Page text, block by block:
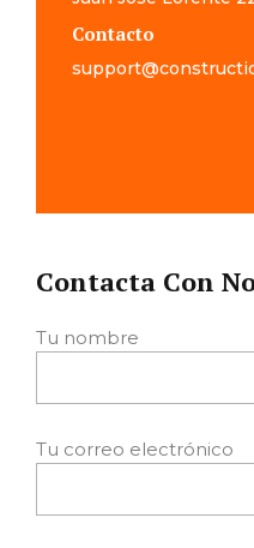
Contacto
Contacta Con
Tu nombre
Tu correo electrónico